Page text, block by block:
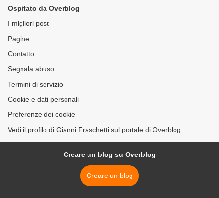
Ospitato da Overblog
I migliori post
Pagine
Contatto
Segnala abuso
Termini di servizio
Cookie e dati personali
Preferenze dei cookie
Vedi il profilo di Gianni Fraschetti sul portale di Overblog
Creare un blog su Overblog
Creare un blog